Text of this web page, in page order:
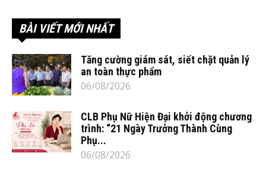
BÀI VIẾT MỚI NHẤT
Tăng cường giám sát, siết chặt quản lý
an toàn thực phẩm
06/08/2026
CLB Phụ Nữ Hiện Đại khởi động chương
trình: “21 Ngày Trưởng Thành Cùng
Phụ...
06/08/2026